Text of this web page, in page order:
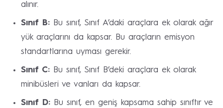
alınır.
Sınıf B: Bu sınıf, Sınıf A’daki araçlara ek olarak ağır
yük araçlarını da kapsar. Bu araçların emisyon
standartlarına uyması gerekir.
Sınıf C: Bu sınıf, Sınıf B’deki araçlara ek olarak
minibüsleri ve vanları da kapsar.
Sınıf D: Bu sınıf, en geniş kapsama sahip sınıftır ve